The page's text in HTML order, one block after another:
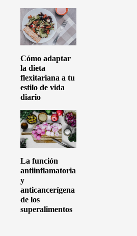
Cómo adaptar
la dieta
flexitariana a tu
estilo de vida
diario
La función
antiinflamatoria
y
anticancerígena
de los
superalimentos